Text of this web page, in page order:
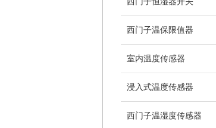
西门子温保限值器
室内温度传感器
浸入式温度传感器
西门子温湿度传感器